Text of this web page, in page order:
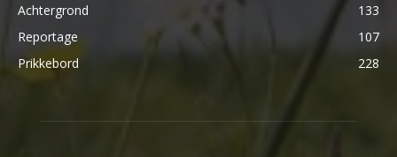
Achtergrond
133
Reportage
107
Prikkebord
228